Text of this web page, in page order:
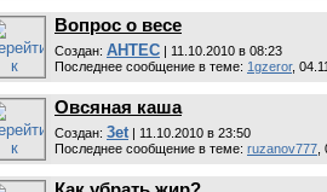
Вопрос о весе
Cоздан: AHTEC | 11.10.2010 в 08:23
Последнее сообщение в теме: 1gzeror,
Овсяная каша
Cоздан: 3et | 11.10.2010 в 23:50
Последнее сообщение в теме: ruzanov777